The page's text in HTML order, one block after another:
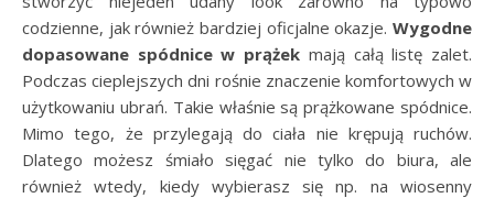
codzienne, jak również bardziej oficjalne okazje. Wygodne
dopasowane spódnice w prążek mają całą listę zalet.
Podczas cieplejszych dni rośnie znaczenie komfortowych w
użytkowaniu ubrań. Takie właśnie są prążkowane spódnice.
Mimo tego, że przylegają do ciała nie krępują ruchów.
Dlatego możesz śmiało sięgać nie tylko do biura, ale
również wtedy, kiedy wybierasz się np. na wiosenny